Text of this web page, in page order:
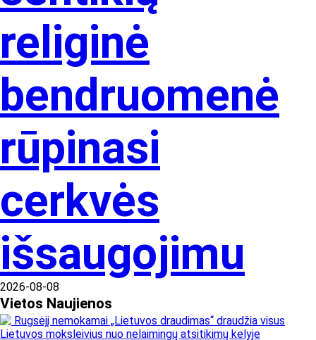
religinė
bendruomenė
rūpinasi
cerkvės
išsaugojimu
2026-08-08
Vietos Naujienos